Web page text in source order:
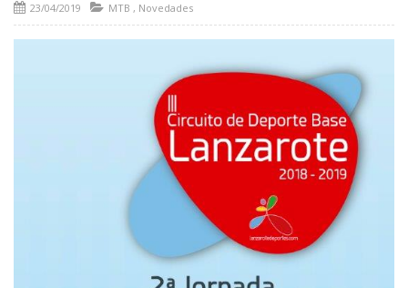
23/04/2019 MTB , Novedades